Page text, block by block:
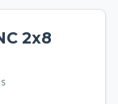
2x8